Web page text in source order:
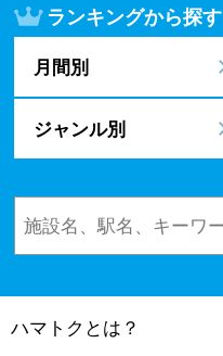
ランキングから探す
月間別
ジャンル別
ハマトクとは？